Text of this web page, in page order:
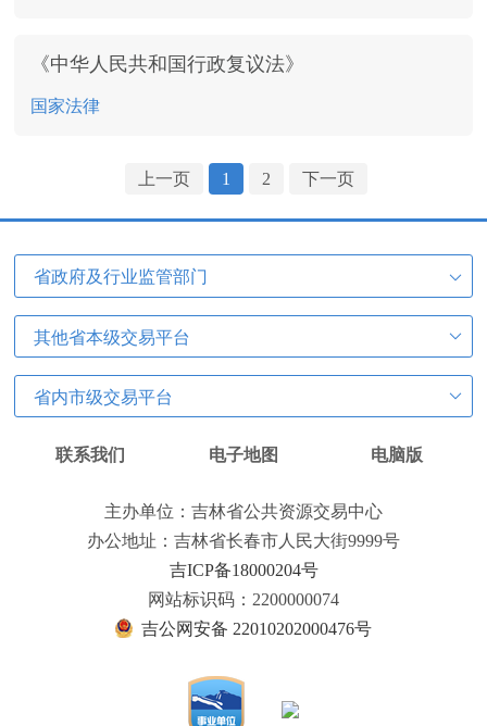
《中华人民共和国行政复议法》
国家法律
上一页 1 2 下一页
省政府及行业监管部门
其他省本级交易平台
省内市级交易平台
联系我们 电子地图 电脑版
主办单位：吉林省公共资源交易中心
办公地址：吉林省长春市人民大街9999号
吉ICP备18000204号
网站标识码：2200000074
吉公网安备 22010202000476号